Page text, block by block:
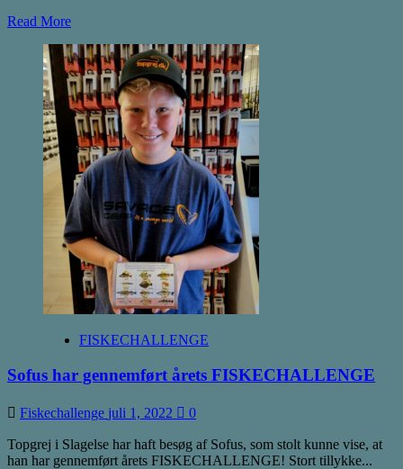
Read MoreRead
about
Fladfisk
og
regnbue
til
Vitus
FISKECHALLENGE
Sofus har gennemført årets FISKECHALLENGE
Fiskechallenge juli 1, 2022 0
Topgrej i Slagelse har haft besøg af Sofus, som stolt kunne vise, at
han har gennemført årets FISKECHALLENGE! Stort tillykke...